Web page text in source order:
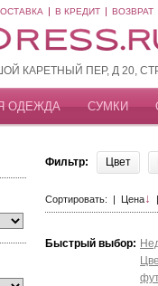
В КРЕДИТ ВОЗВРАТ
КАРЕТНЫЙ ПЕР, Д 20,
ОДЕЖДА СУМКИ
Фильтр: Цвет
Сортировать: | Цена↓ |
Быстрый выбор: